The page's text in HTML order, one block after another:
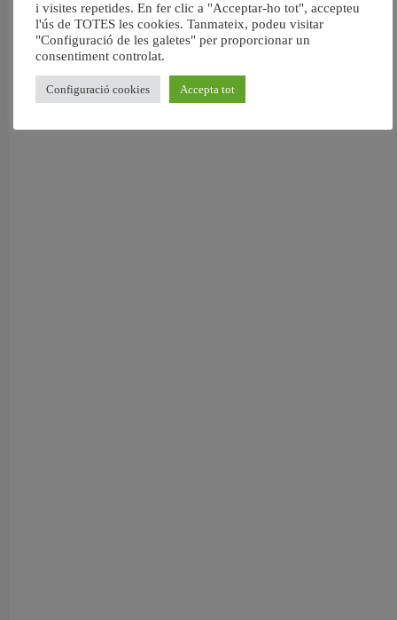
València reforma l’Escola Infantil Pardalets i instal·larà aire condicionat a totes
les aules
5 agost, 2026
i visites repetides. En fer clic a "Acceptar-ho tot", accepteu
l'ús de TOTES les cookies. Tanmateix, podeu visitar
"Configuració de les galetes" per proporcionar un
consentiment controlat.
Configuració cookies Accepta tot